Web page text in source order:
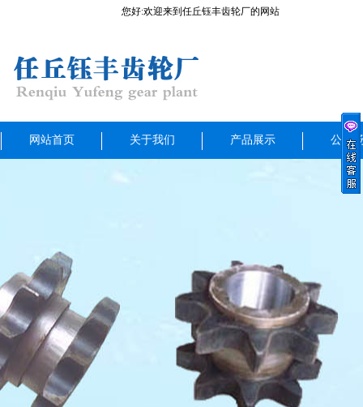
您好:欢迎来到任丘钰丰齿轮厂的网站
网站首页 关于我们 产品展示 公司